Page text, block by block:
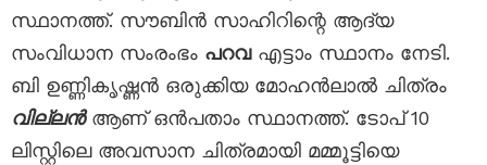
സ്ഥാനത്ത്. സൗബിൻ സാഹിറിന്റെ ആദ്യ
സംവിധാന സംരംഭം പറവഎട്ടാം സ്ഥാനം നേടി.
ബി ഉണ്ണികൃഷ്ണൻ ഒരുക്കിയ മോഹൻലാൽ ചിത്രം
വില്ലൻആണ് ഒൻപതാം സ്ഥാനത്ത്. ടോപ് 10
ലിസ്റ്റിലെ അവസാന ചിത്രമായി മമ്മൂട്ടിയെ